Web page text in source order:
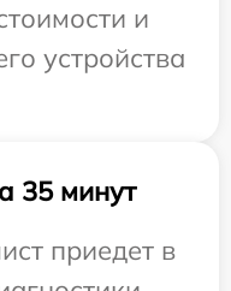
и
устройства
35 минут
приедет в